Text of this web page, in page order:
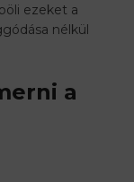
ezeket a
nélkül
a